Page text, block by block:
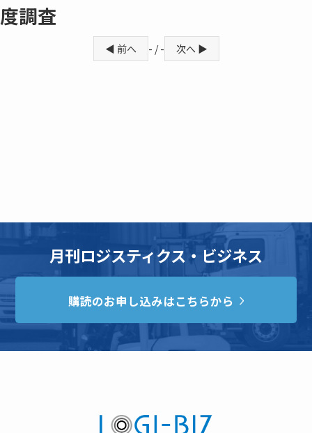
度調査
◀ 前へ - / - 次へ ▶
月刊ロジスティクス・ビジネス
購読のお申し込みはこちらから